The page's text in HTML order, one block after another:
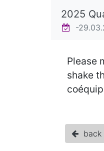
2025
-
Please
shake
back